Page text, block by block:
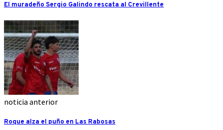
El muradeño Sergio Galindo rescata al Crevillente
noticia anterior
Roque alza el puño en Las Rabosas